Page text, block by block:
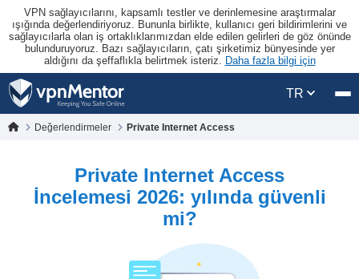
VPN sağlayıcılarını, kapsamlı testler ve derinlemesine araştırmalar
ışığında değerlendiriyoruz. Bununla birlikte, kullanıcı geri bildirimlerini ve
sağlayıcılarla olan iş ortaklıklarımızdan elde edilen gelirleri de göz önünde
bulunduruyoruz. Bazı sağlayıcıların, çatı şirketimiz bünyesinde yer
aldığını da şeffaflıkla belirtmek isteriz. Daha fazla bilgi için
TR
Değerlendirmeler Private Internet Access
Private Internet Access
İncelemesi 2026: yılında güvenli
mi?